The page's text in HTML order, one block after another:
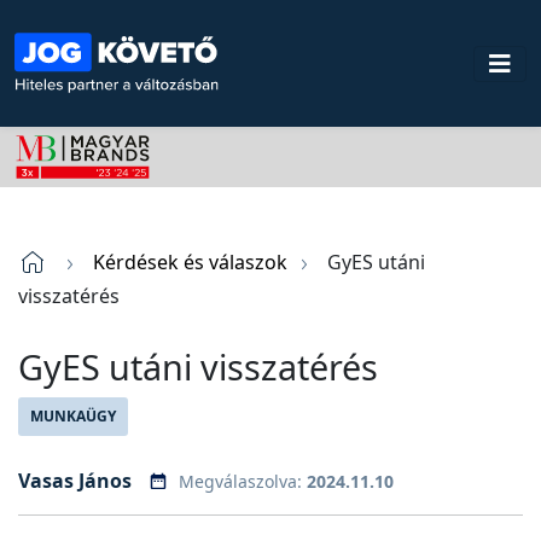
Kérdések és válaszok
GyES utáni
visszatérés
GyES utáni visszatérés
MUNKAÜGY
Vasas János Megválaszolva: 2024.11.10